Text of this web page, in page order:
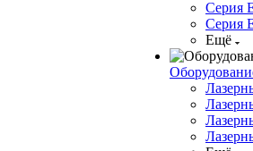
Серия
Серия
Ещё